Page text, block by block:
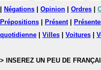
Négations Opinion Ordres
Prépositions
Présent|
quotidienne
Villes Voitures
> INSEREZ UN PEU DE